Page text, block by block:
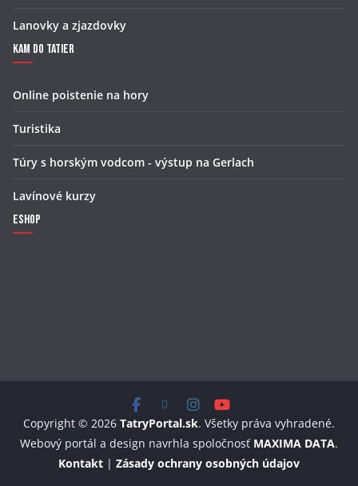
Lanovky a zjazdovky
Kam do Tatier
Online poistenie na hory
Turistika
Túry s horským vodcom - výstup na Gerlach
Lavínové kurzy
Eshop
Copyright © 2026 TatryPortal.sk. Všetky práva vyhradené.
Webový portál a design navrhla spoločnosť MAXIMA DATA.
Kontakt | Zásady ochrany osobných údajov